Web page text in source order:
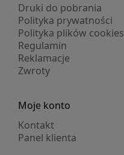
Druki do pobrania
Polityka prywatności
Polityka plików cookies
Regulamin
Reklamacje
Zwroty
Moje konto
Kontakt
Panel klienta